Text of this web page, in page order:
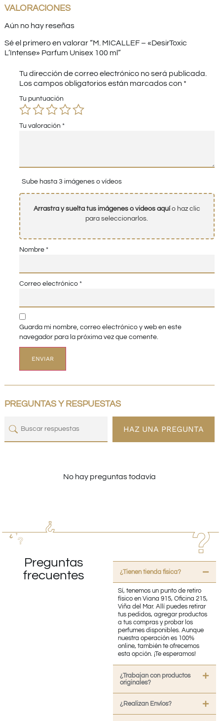
VALORACIONES
Aún no hay reseñas
Sé el primero en valorar “M. MICALLEF – «DesirToxic
L’Intense» Parfum Unisex 100 ml”
Tu dirección de correo electrónico no será publicada.
Los campos obligatorios están marcados con *
Tu puntuación
Tu valoración *
Sube hasta 3 imágenes o vídeos
Arrastra y suelta tus imágenes o videos aquío haz clic
para seleccionarlos.
Nombre *
Correo electrónico *
Guarda mi nombre, correo electrónico y web en este
navegador para la próxima vez que comente.
PREGUNTAS Y RESPUESTAS
HAZ UNA PREGUNTA
No hay preguntas todavía
Preguntas
frecuentes
¿Tienen tienda fisica?
Sí, tenemos un punto de retiro
físico en Viana 915, Oficina 215,
Viña del Mar. Allí puedes retirar
tus pedidos, agregar productos
a tus compras y probar los
perfumes disponibles. Aunque
nuestra operación es 100%
online, también te ofrecemos
esta opción. ¡Te esperamos!
¿Trabajan con productos
originales?
¿Realizan Envíos?